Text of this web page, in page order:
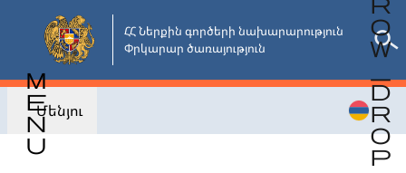
հիմնական
բովանդակությանը
ՀՀ Ներքին գործերի նախարարություն
Փրկարար ծառայություն
Մենյու